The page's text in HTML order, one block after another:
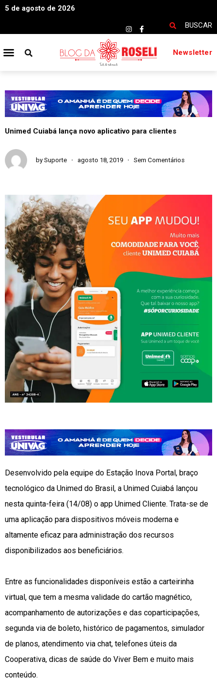
5 de agosto de 2026
BUSCAR
Newsletter
Unimed Cuiabá lança novo aplicativo para clientes
by Suporte agosto 18, 2019 Sem Comentários
Desenvolvido pela equipe do Estação Inova Portal, braço
tecnológico da Unimed do Brasil, a Unimed Cuiabá lançou
nesta quinta-feira (14/08) o app Unimed Cliente. Trata-se de
uma aplicação para dispositivos móveis moderna e
altamente eficaz para administração dos recursos
disponibilizados aos beneficiários.
Entre as funcionalidades disponíveis estão a carteirinha
virtual, que tem a mesma validade do cartão magnético,
acompanhamento de autorizações e das coparticipações,
segunda via de boleto, histórico de pagamentos, simulador
de planos, atendimento via chat, telefones úteis da
Cooperativa, dicas de saúde do Viver Bem e muito mais
conteúdo.